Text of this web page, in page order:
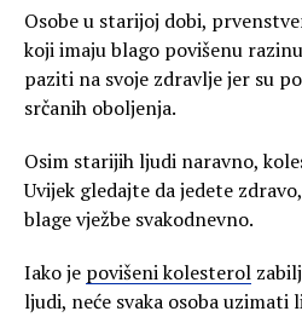
Osobe u starijoj dobi,
koji imaju blago povišenu
paziti na svoje zdravlje jer su
srčanih oboljenja.
Osim starijih ljudi naravno,
Uvijek gledajte da jedete
blage vježbe svakodnevno.
Iako je povišeni kolesterol
ljudi, neće svaka osoba